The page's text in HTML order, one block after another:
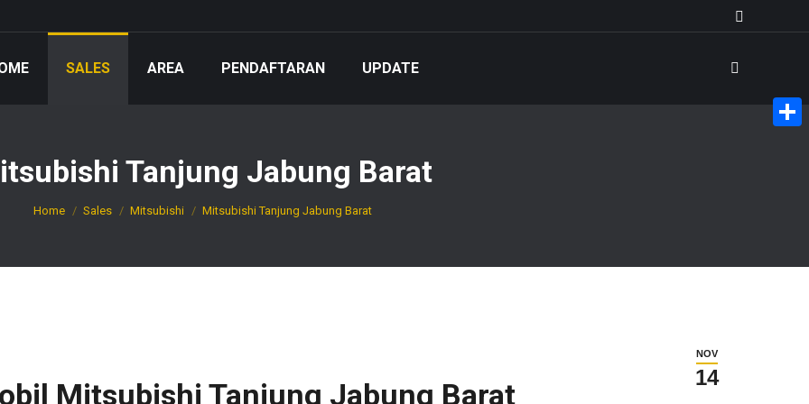
Search:
SALES AREA PENDAFTARAN UPDATE
Tanjung Jabung Barat
You are here:
Home Sales Mitsubishi Mitsubishi Tanjung Jabung Barat
NOV
14
Mitsubishi Tanjung Jabung Barat